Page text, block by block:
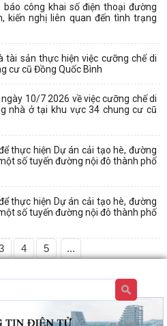
báo công khai số điện thoại đường
kiến nghị liên quan đến tình trạng
tài sản thực hiện việc cưỡng chế di
cư cũ Đồng Quốc Bình
10/7 2026 về việc cưỡng chế di
nhà ở tại khu vực 34 chung cư cũ
thực hiện Dự án cải tạo hè, đường
số tuyến đường nội đô thành phố
thực hiện Dự án cải tạo hè, đường
số tuyến đường nội đô thành phố
4 5 ...